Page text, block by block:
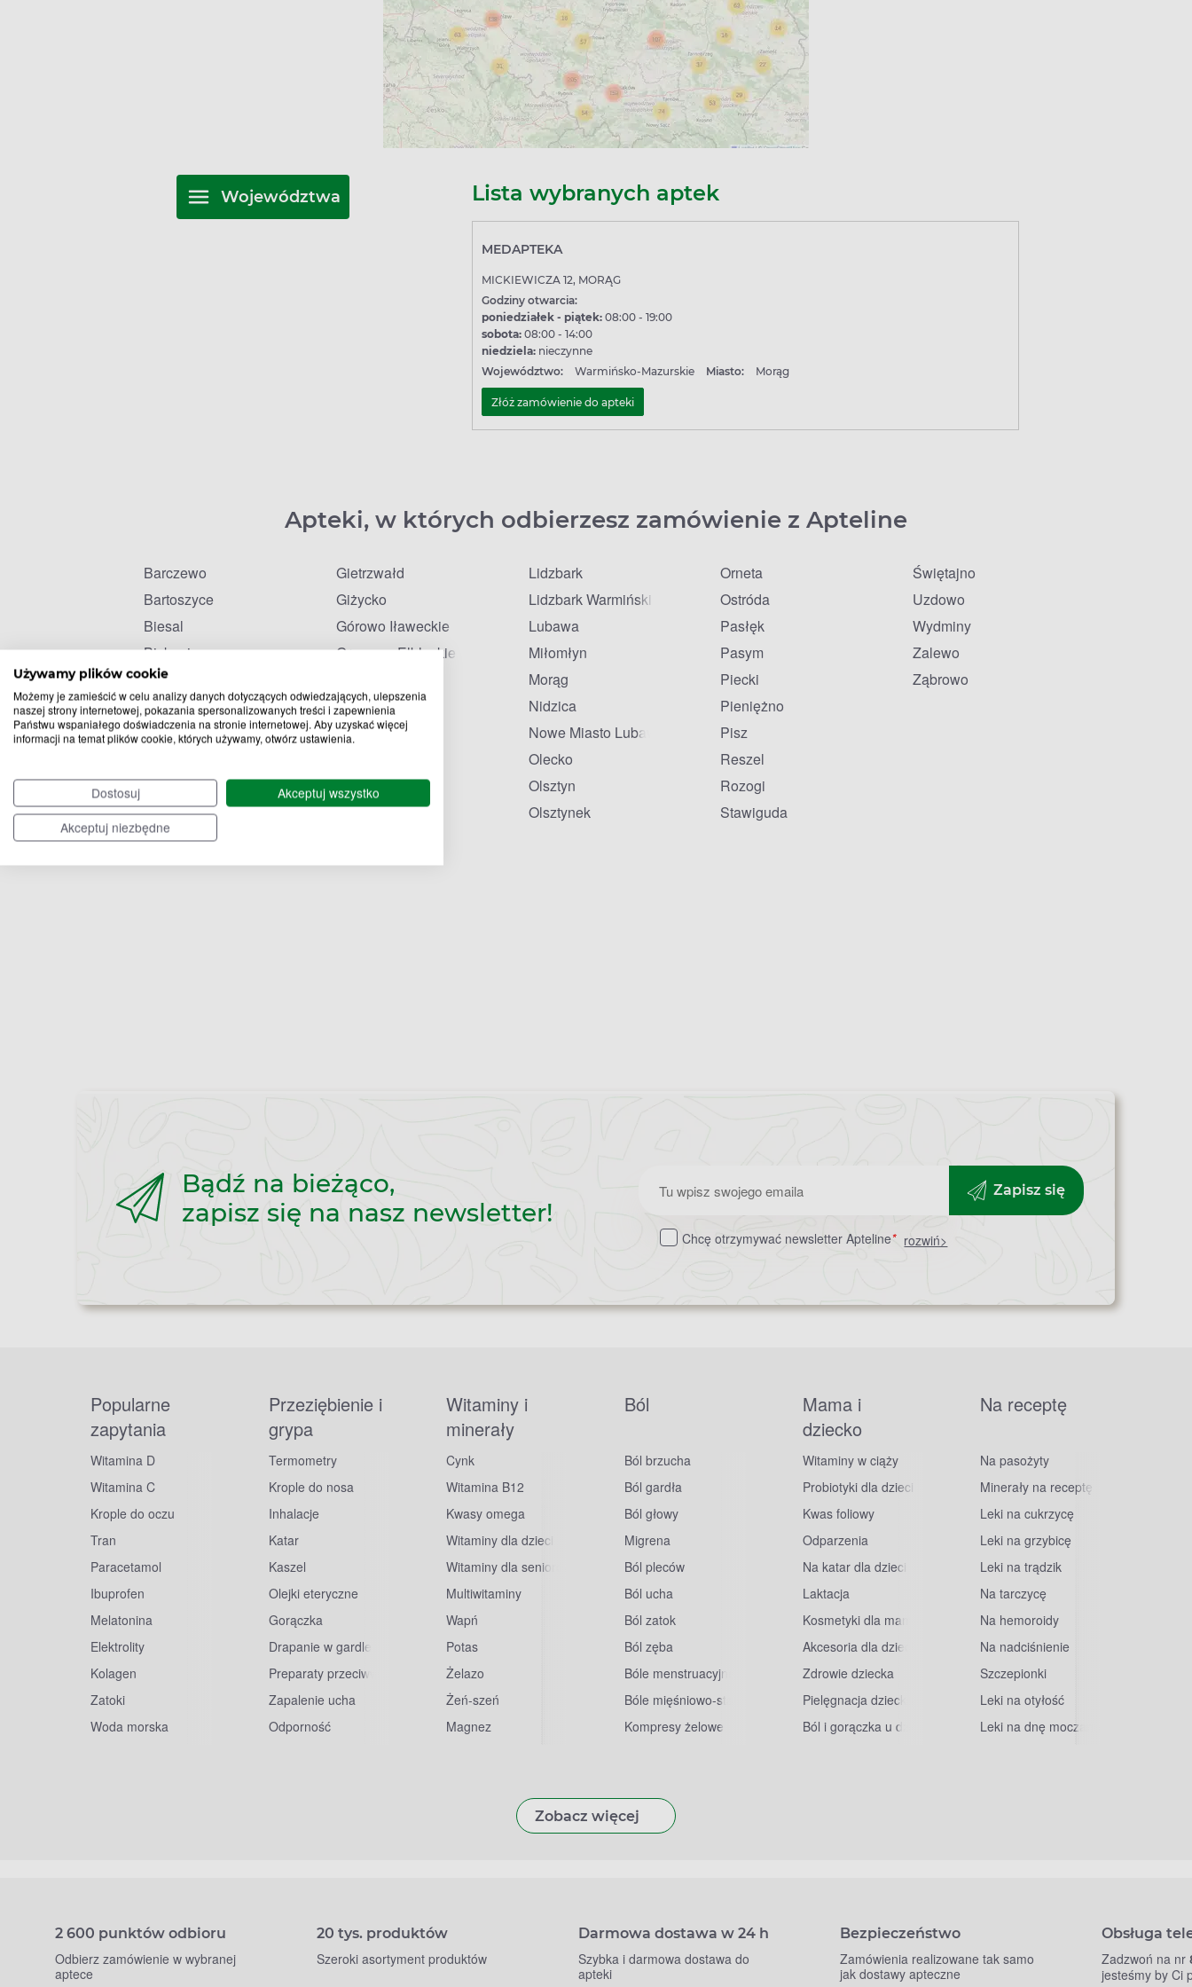
Używamy plików cookie
Możemy je zamieścić w celu analizy danych dotyczących odwiedzających, ulepszenia
naszej strony internetowej, pokazania spersonalizowanych treści i zapewnienia
Państwu wspaniałego doświadczenia na stronie internetowej. Aby uzyskać więcej
informacji na temat plików cookie, których używamy, otwórz ustawienia.
Dostosuj
Akceptuj wszystko
Akceptuj niezbędne
Województwa Lista wybranych aptek
MEDAPTEKA
MICKIEWICZA 12, MORĄG
Godziny otwarcia:
poniedziałek - piątek:08:00 - 19:00
sobota:08:00 - 14:00
niedziela:nieczynne
Województwo:
Warmińsko-Mazurskie Miasto: Morąg
Złóż zamówienie do apteki
Apteki, w których odbierzesz zamówienie z Apteline
Barczewo
Bartoszyce
Biesal
Biskupiec
Braniewo
Dąbrówno
Dobre Miasto
Elbląg
Ełk
Gietrzwałd
Giżycko
Górowo Iławeckie
Gronowo Elbląskie
Kętrzyn
Kisielice
Korsze
Kozłowo
Lidzbark
Lidzbark Warmiński
Lubawa
Miłomłyn
Morąg
Nidzica
Nowe Miasto Lubawskie
Olecko
Olsztyn
Olsztynek
Orneta
Ostróda
Pasłęk
Pasym
Piecki
Pieniężno
Pisz
Reszel
Rozogi
Stawiguda
Świętajno
Uzdowo
Wydminy
Zalewo
Ząbrowo
Bądź na bieżąco,
zapisz się na nasz newsletter!
Zapisz
do
Zapisz się
Chcę otrzymywać newsletter Apteline* rozwiń>
Popularne
zapytania
Witamina D
Witamina C
Krople do oczu
Tran
Paracetamol
Ibuprofen
Melatonina
Elektrolity
Kolagen
Zatoki
Woda morska
Przeziębienie i
grypa
Termometry
Krople do nosa
Inhalacje
Katar
Kaszel
Olejki eteryczne
Gorączka
Drapanie w gardle
Preparaty przeciwwirusowe
Zapalenie ucha
Odporność
Witaminy i
minerały
Cynk
Witamina B12
Kwasy omega
Witaminy dla dzieci
Witaminy dla seniorów
Multiwitaminy
Wapń
Potas
Żelazo
Żeń-szeń
Magnez
Ból
Ból brzucha
Ból gardła
Ból głowy
Migrena
Ból pleców
Ból ucha
Ból zatok
Ból zęba
Bóle menstruacyjne
Bóle mięśniowo-stawowe
Kompresy żelowe
Mama i
dziecko
Witaminy w ciąży
Probiotyki dla dzieci
Kwas foliowy
Odparzenia
Na katar dla dzieci
Laktacja
Kosmetyki dla mam
Akcesoria dla dzieci
Zdrowie dziecka
Pielęgnacja dziecka
Ból i gorączka u dzieci
Na receptę
Na pasożyty
Minerały na receptę
Leki na cukrzycę
Leki na grzybicę
Leki na trądzik
Na tarczycę
Na hemoroidy
Na nadciśnienie
Szczepionki
Leki na otyłość
Leki na dnę moczanową
Zobacz więcej
2 600 punktów odbioru
Odbierz zamówienie w wybranej
aptece
20 tys. produktów
Szeroki asortyment produktów
Darmowa dostawa w 24 h
Szybka i darmowa dostawa do
apteki
Bezpieczeństwo
Zamówienia realizowane tak samo
jak dostawy apteczne
Obsługa
Zadzwoń na nr
jesteśmy by Ci